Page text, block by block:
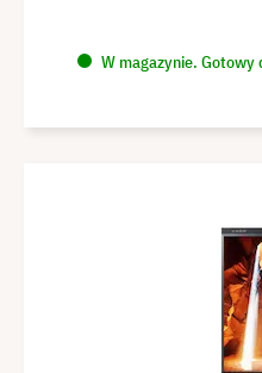
W magazynie. Gotowy